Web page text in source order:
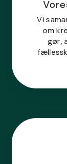
Vi
om
gør,